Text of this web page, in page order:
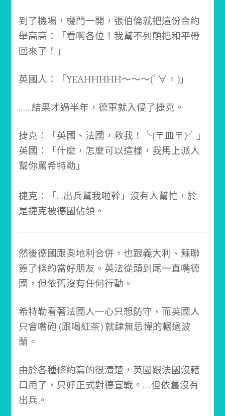
到了機場，機門一開，張伯倫就把這份合約
舉高高：
「看啊各位！我幫不列顛把和平帶
回來了！」
英國人：「YEAHHHHH～～～(ﾟ∀。)」
……結果才過半年，德軍就入侵了捷克。
捷克：「英國、法國，救我！╰(〒皿〒)╯」
英國：「什麼，怎麼可以這樣，我馬上派人
幫你罵希特勒」
捷克：「…出兵幫我啦幹」 沒有人幫忙，於
是捷克被德國佔領。
然後德國跟奧地利合併，也跟義大利、蘇聯
簽了條約當好朋友。 英法從頭到尾一直嘴德
國，但依舊沒有任何行動。
希特勒看著法國人一心只想防守、而英國人
只會嘴砲 (跟喝紅茶) 就肆無忌憚的輾過波
蘭。
由於各種條約寫的很清楚，英國跟法國沒藉
口用了，只好正式對德宣戰。 ….但依舊沒有
出兵。